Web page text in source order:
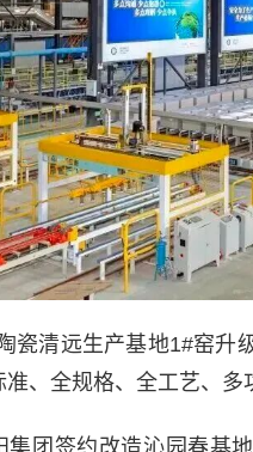
瓷清远生产基地1#窑升
准、全规格、全工艺、多